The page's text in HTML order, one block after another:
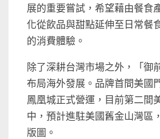
展的重要嘗試，希望藉由餐食
化從飲品與甜點延伸至日常餐
的消費體驗。
除了深耕台灣市場之外，「御
布局海外發展。品牌首間美國
鳳凰城正式營運，目前第二間
中，預計進駐美國舊金山灣區
版圖。